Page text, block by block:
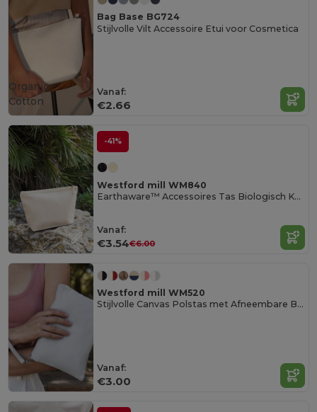
Bag Base BG724
Stijlvolle Vilt Accessoire Etui voor Cosmetica
Vanaf:
€2.66
Organic
Cotton
-41%
Westford mill WM840
Earthaware™ Accessoires Tas Biologisch Katoen
Vanaf:
€3.54€6.00
Westford mill WM520
Stijlvolle Canvas Polstas met Afneembare Band
Vanaf:
€3.00